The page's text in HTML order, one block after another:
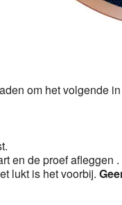
om het volgende
en de proef afleggen .
lukt is het voorbij.